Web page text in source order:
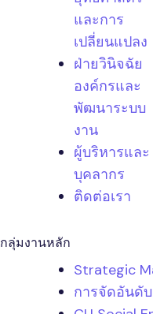
และการ
เปลี่ยนแปลง
ฝ่ายวินิจฉัย
องค์กรและ
พัฒนาระบบ
งาน
ผู้บริหารและ
บุคลากร
ติดต่อเรา
กลุ่มงานหลัก
Strategic
การจัดอันดั